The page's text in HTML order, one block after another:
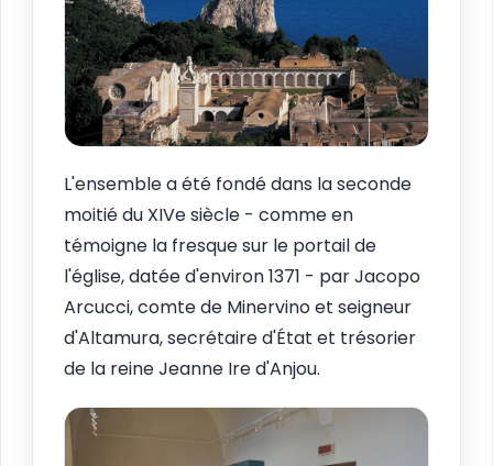
L'ensemble a été fondé dans la seconde
moitié du XIVe siècle - comme en
témoigne la fresque sur le portail de
l'église, datée d'environ 1371 - par Jacopo
Arcucci, comte de Minervino et seigneur
d'Altamura, secrétaire d'État et trésorier
de la reine Jeanne Ire d'Anjou.